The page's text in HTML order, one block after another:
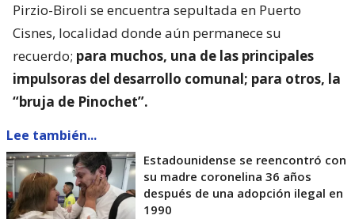
Pirzio-Biroli se encuentra sepultada en Puerto
Cisnes, localidad donde aún permanece su
recuerdo; para muchos, una de las principales
impulsoras del desarrollo comunal; para otros, la
“bruja de Pinochet”.
Lee también...
Estadounidense se reencontró con
su madre coronelina 36 años
después de una adopción ilegal en
1990